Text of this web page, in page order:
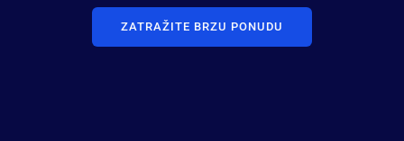
ZATRAŽITE BRZU PONUDU